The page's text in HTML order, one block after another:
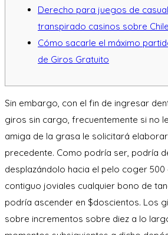
Derecho para juegos de
transpirado casinos sobre Chile
Cómo sacarle el máximo
de Giros Gratuito
Sin embargo, con el fin de ingresar
giros sin cargo, frecuentemente si no
amiga de la grasa le solicitará
precedente. Como podrí­a ser, podría
desplazándolo hacia el pelo coger
contiguo joviales cualquier bono de
podría ascender en $doscientos. Los
sobre incrementos sobre diez a lo